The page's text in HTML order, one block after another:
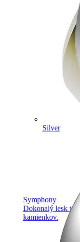
Symphony
Dokonalý lesk
kamienkov.
Silver